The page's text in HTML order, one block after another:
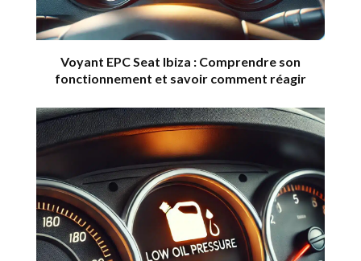
Voyant EPC Seat Ibiza : Comprendre son
fonctionnement et savoir comment réagir